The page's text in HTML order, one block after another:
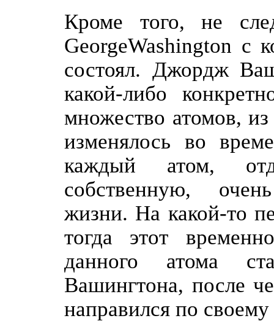
Кроме того, не
GeorgeWashington с
состоял. Джордж
какой-либо
множество атомов,
изменялось во
каждый атом,
собственную,
жизни. На какой-то
тогда этот
данного атома
Вашингтона, после
направился по